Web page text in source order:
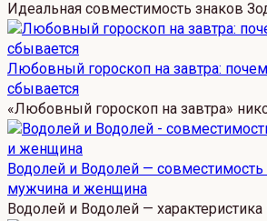
Идеальная совместимость знаков
Любовный гороскоп на завтра:
сбывается
«Любовный гороскоп на завтра»
Водолей и Водолей — совместимость
мужчина и женщина
Водолей и Водолей —